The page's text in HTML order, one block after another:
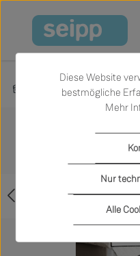
Zum Hauptinhalt springen
Produkte Wohnen
Diese Website
bestmögliche
Mehr
Nur
Alle